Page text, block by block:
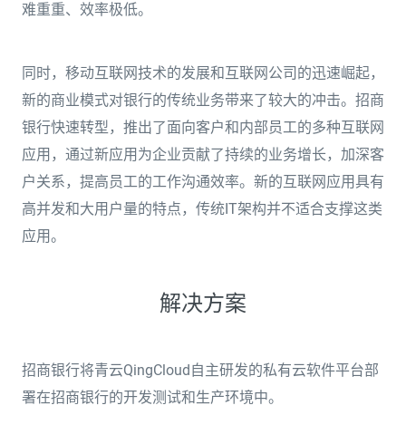
难重重、效率极低。
同时，移动互联网技术的发展和互联网公司的迅速崛起，
新的商业模式对银行的传统业务带来了较大的冲击。招商
银行快速转型，推出了面向客户和内部员工的多种互联网
应用，通过新应用为企业贡献了持续的业务增长，加深客
户关系，提高员工的工作沟通效率。新的互联网应用具有
高并发和大用户量的特点，传统IT架构并不适合支撑这类
应用。
解决方案
招商银行将青云QingCloud自主研发的私有云软件平台部
署在招商银行的开发测试和生产环境中。